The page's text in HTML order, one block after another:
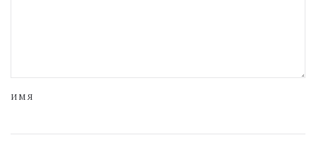
ИМЯ